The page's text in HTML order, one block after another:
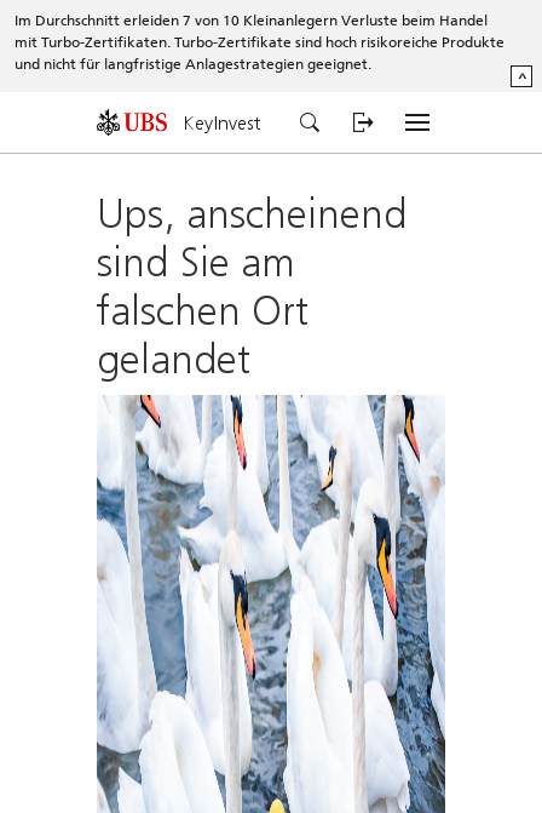
Im Durchschnitt erleiden 7 von 10 Kleinanlegern Verluste beim Handel
mit Turbo-Zertifikaten. Turbo-Zertifikate sind hoch risikoreiche Produkte
und nicht für langfristige Anlagestrategien geeignet.
^
KeyInvest
Ups, anscheinend
sind Sie am
falschen Ort
gelandet